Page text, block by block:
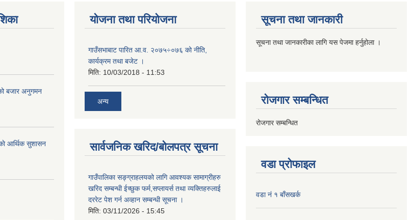
बजार अनुगमन
आर्थिक सुशासन
योजना तथा परियोजना
गाउँसभाबाट पारित आ.व. २०७५÷०७६ को नीति,
कार्यक्रम तथा बजेट ।
मिति: 10/03/2018 - 11:53
अन्य
सार्वजनिक खरिद/बोलपत्र सूचना
गाउँपालिका सङ्ग्राहलयको लागि आवश्यक सामाग्रीहरु
खरिद सम्बन्धी ईच्छुक फर्म,सप्लायर्स तथा व्यक्तिहरुलाई
दररेट पेश गर्न अव्हान सम्बन्धी सूचना ।
मिति: 03/11/2026 - 15:45
सूचना तथा जानकारी
सूचना तथा जानकारीका लागि यस पेजमा हर्नुहोला ।
रोजगार सम्बन्धित
रोजगार सम्बन्धित
वडा प्रोफाइल
वडा नं १ बाँसखर्क